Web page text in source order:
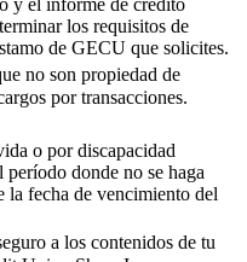
y el informe de crédito
los requisitos de
de GECU que solicites.
no son propiedad de
por transacciones.
o por discapacidad
período donde no se haga
fecha de vencimiento del
a los contenidos de tu